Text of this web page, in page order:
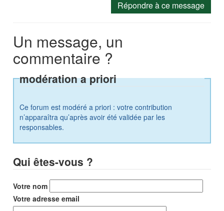
Répondre à ce message
Un message, un
commentaire ?
modération a priori
Ce forum est modéré a priori : votre contribution
n’apparaîtra qu’après avoir été validée par les
responsables.
Qui êtes-vous ?
Votre nom
Votre adresse email